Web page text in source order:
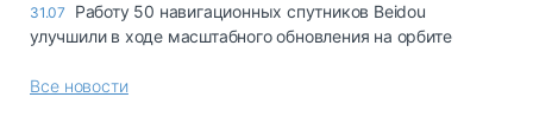
31.07
Работу 50 навигационных спутников Beidou
улучшили в ходе масштабного обновления на орбите
Все новости